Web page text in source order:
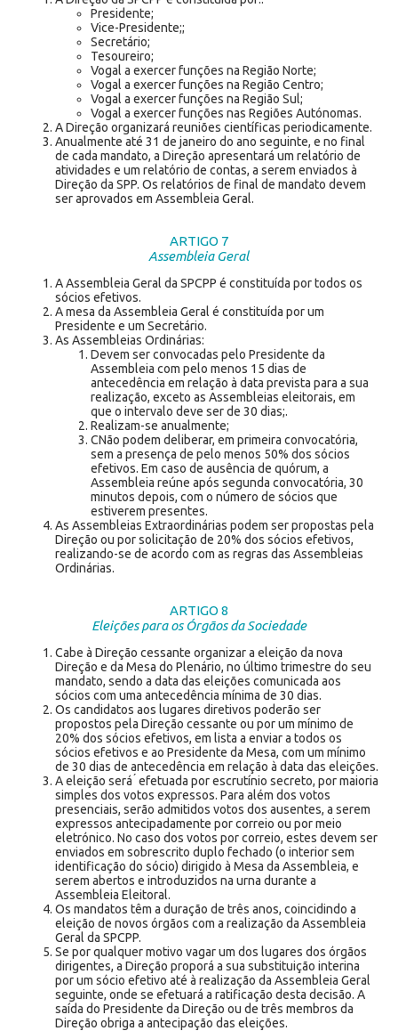
Presidente;
Vice-Presidente;;
Secretário;
Tesoureiro;
Vogal a exercer funções na Região Norte;
Vogal a exercer funções na Região Centro;
Vogal a exercer funções na Região Sul;
Vogal a exercer funções nas Regiões Autónomas.
A Direção organizará reuniões científicas periodicamente.
Anualmente até 31 de janeiro do ano seguinte, e no final
de cada mandato, a Direção apresentará um relatório de
atividades e um relatório de contas, a serem enviados à
Direção da SPP. Os relatórios de final de mandato devem
ser aprovados em Assembleia Geral.
ARTIGO 7
Assembleia Geral
A Assembleia Geral da SPCPP é constituída por todos os
sócios efetivos.
A mesa da Assembleia Geral é constituída por um
Presidente e um Secretário.
As Assembleias Ordinárias:
Devem ser convocadas pelo Presidente da
Assembleia com pelo menos 15 dias de
antecedência em relação à data prevista para a sua
realização, exceto as Assembleias eleitorais, em
que o intervalo deve ser de 30 dias;.
Realizam-se anualmente;
CNão podem deliberar, em primeira convocatória,
sem a presença de pelo menos 50% dos sócios
efetivos. Em caso de ausência de quórum, a
Assembleia reúne após segunda convocatória, 30
minutos depois, com o número de sócios que
estiverem presentes.
As Assembleias Extraordinárias podem ser propostas pela
Direção ou por solicitação de 20% dos sócios efetivos,
realizando-se de acordo com as regras das Assembleias
Ordinárias.
ARTIGO 8
Eleições para os Órgãos da Sociedade
Cabe à Direção cessante organizar a eleição da nova
Direção e da Mesa do Plenário, no último trimestre do seu
mandato, sendo a data das eleições comunicada aos
sócios com uma antecedência mínima de 30 dias.
Os candidatos aos lugares diretivos poderão ser
propostos pela Direção cessante ou por um mínimo de
20% dos sócios efetivos, em lista a enviar a todos os
sócios efetivos e ao Presidente da Mesa, com um mínimo
de 30 dias de antecedência em relação à data das eleições.
A eleição será ́ efetuada por escrutínio secreto, por maioria
simples dos votos expressos. Para além dos votos
presenciais, serão admitidos votos dos ausentes, a serem
expressos antecipadamente por correio ou por meio
eletrónico. No caso dos votos por correio, estes devem ser
enviados em sobrescrito duplo fechado (o interior sem
identificação do sócio) dirigido à Mesa da Assembleia, e
serem abertos e introduzidos na urna durante a
Assembleia Eleitoral.
Os mandatos têm a duração de três anos, coincidindo a
eleição de novos órgãos com a realização da Assembleia
Geral da SPCPP.
Se por qualquer motivo vagar um dos lugares dos órgãos
dirigentes, a Direção proporá a sua substituição interina
por um sócio efetivo até à realização da Assembleia Geral
seguinte, onde se efetuará a ratificação desta decisão. A
saída do Presidente da Direção ou de três membros da
Direção obriga a antecipação das eleições.